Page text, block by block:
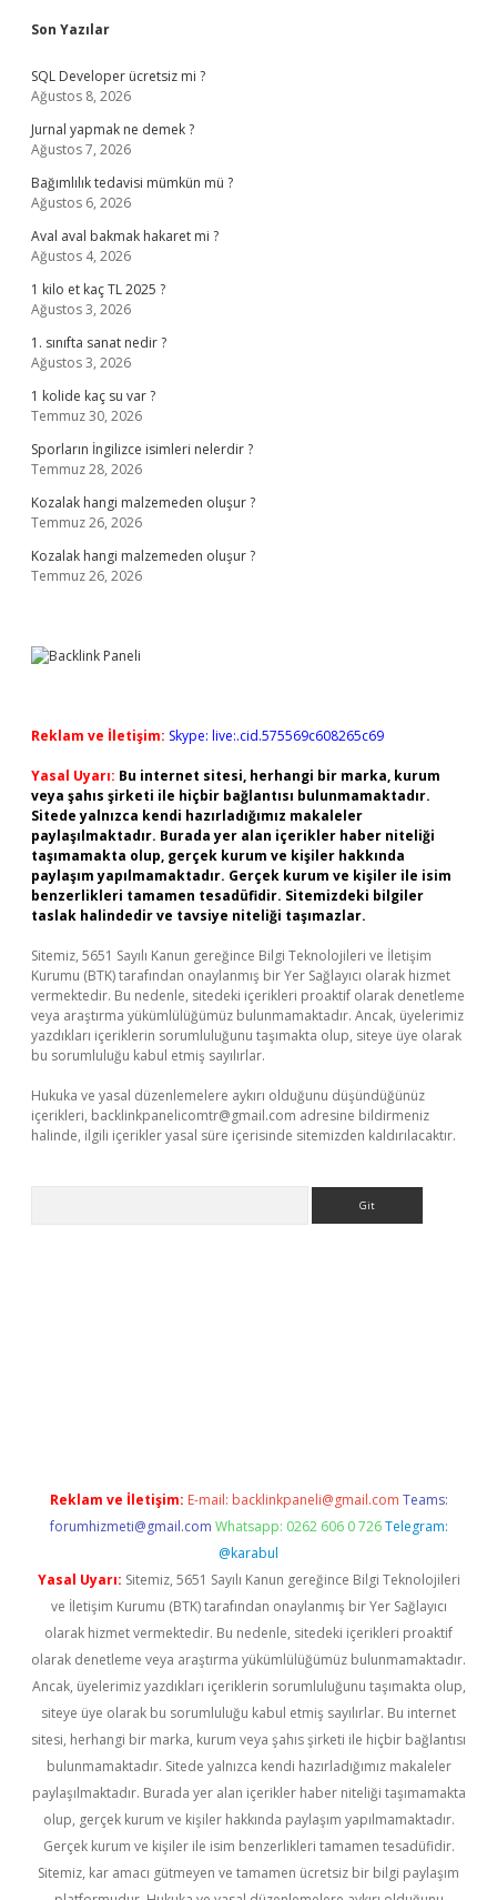
Sidebar
Son Yazılar
SQL Developer ücretsiz mi ?
Ağustos 8, 2026
Jurnal yapmak ne demek ?
Ağustos 7, 2026
Bağımlılık tedavisi mümkün mü ?
Ağustos 6, 2026
Aval aval bakmak hakaret mi ?
Ağustos 4, 2026
1 kilo et kaç TL 2025 ?
Ağustos 3, 2026
1. sınıfta sanat nedir ?
Ağustos 3, 2026
1 kolide kaç su var ?
Temmuz 30, 2026
Sporların İngilizce isimleri nelerdir ?
Temmuz 28, 2026
Kozalak hangi malzemeden oluşur ?
Temmuz 26, 2026
Kozalak hangi malzemeden oluşur ?
Temmuz 26, 2026
Reklam ve İletişim: Skype: live:.cid.575569c608265c69
Yasal Uyarı: Bu internet sitesi, herhangi bir marka, kurum
veya şahıs şirketi ile hiçbir bağlantısı bulunmamaktadır.
Sitede yalnızca kendi hazırladığımız makaleler
paylaşılmaktadır. Burada yer alan içerikler haber niteliği
taşımamakta olup, gerçek kurum ve kişiler hakkında
paylaşım yapılmamaktadır. Gerçek kurum ve kişiler ile isim
benzerlikleri tamamen tesadüfidir. Sitemizdeki bilgiler
taslak halindedir ve tavsiye niteliği taşımazlar.
Sitemiz, 5651 Sayılı Kanun gereğince Bilgi Teknolojileri ve İletişim
Kurumu (BTK) tarafından onaylanmış bir Yer Sağlayıcı olarak hizmet
vermektedir. Bu nedenle, sitedeki içerikleri proaktif olarak denetleme
veya araştırma yükümlülüğümüz bulunmamaktadır. Ancak, üyelerimiz
yazdıkları içeriklerin sorumluluğunu taşımakta olup, siteye üye olarak
bu sorumluluğu kabul etmiş sayılırlar.
Hukuka ve yasal düzenlemelere aykırı olduğunu düşündüğünüz
içerikleri, backlinkpanelicomtr@gmail.com adresine bildirmeniz
halinde, ilgili içerikler yasal süre içerisinde sitemizden kaldırılacaktır.
Reklam ve İletişim: E-mail: backlinkpaneli@gmail.com Teams:
forumhizmeti@gmail.com Whatsapp: 0262 606 0 726 Telegram:
@karabul
Yasal Uyarı: Sitemiz, 5651 Sayılı Kanun gereğince Bilgi Teknolojileri
ve İletişim Kurumu (BTK) tarafından onaylanmış bir Yer Sağlayıcı
olarak hizmet vermektedir. Bu nedenle, sitedeki içerikleri proaktif
olarak denetleme veya araştırma yükümlülüğümüz bulunmamaktadır.
Ancak, üyelerimiz yazdıkları içeriklerin sorumluluğunu taşımakta olup,
siteye üye olarak bu sorumluluğu kabul etmiş sayılırlar. Bu internet
sitesi, herhangi bir marka, kurum veya şahıs şirketi ile hiçbir bağlantısı
bulunmamaktadır. Sitede yalnızca kendi hazırladığımız makaleler
paylaşılmaktadır. Burada yer alan içerikler haber niteliği taşımamakta
olup, gerçek kurum ve kişiler hakkında paylaşım yapılmamaktadır.
Gerçek kurum ve kişiler ile isim benzerlikleri tamamen tesadüfidir.
Sitemiz, kar amacı gütmeyen ve tamamen ücretsiz bir bilgi paylaşım